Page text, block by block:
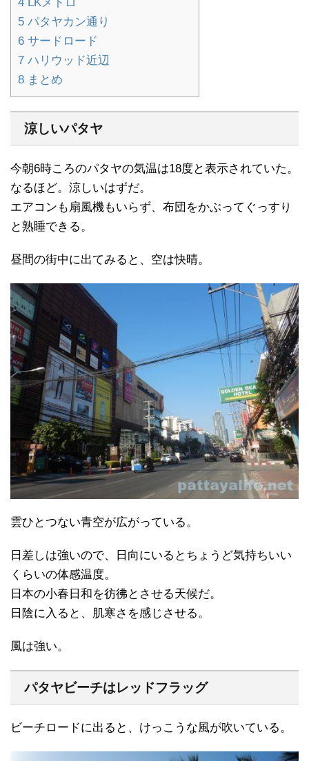
5 パタヤカン通り
6 サードロード
7 ハリウッド近辺
8 まとめ
涼しいパタヤ
今朝6時ころのパタヤの気温は18度と表示されていた。
なるほど。涼しいはずだ。
エアコンも扇風機もいらず、布団をかぶってぐっすり
と熟睡できる。
昼間の街中に出てみると、空は快晴。
雲ひとつない青空が広がっている。
日差しは強いので、日向にいるとちょうど気持ちいい
くらいの体感温度。
日本の小春日和を彷彿とさせる天候だ。
日陰に入ると、肌寒さを感じさせる。
風は強い。
パタヤビーチはレッドフラッグ
ビーチロードに出ると、けっこうな風が吹いている。